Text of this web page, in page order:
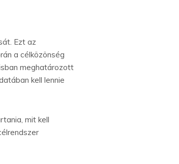
Ezt az
a célközönség
meghatározott
kell lennie
mit kell